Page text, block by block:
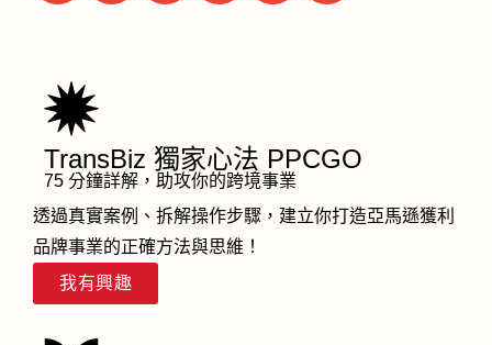
TransBiz 獨家心法 PPCGO
75 分鐘詳解，助攻你的跨境事業
透過真實案例、拆解操作步驟，建立你打造亞馬遜獲利
品牌事業的正確方法與思維！
我有興趣